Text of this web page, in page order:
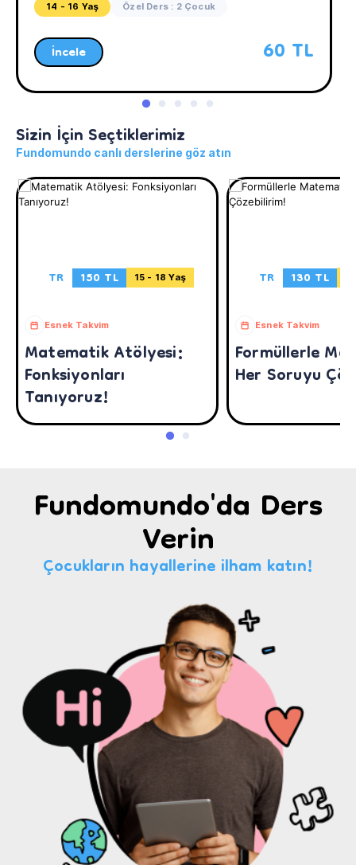
14 - 16 Yaş Özel Ders : 2 Çocuk
İncele 60 TL
Sizin İçin Seçtiklerimiz
Fundomundo canlı derslerine göz atın
TR 150 TL 15 - 18 Yaş
Esnek Takvim
Matematik Atölyesi:
Fonksiyonları
Tanıyoruz!
TR 130 TL
Esnek Takvim
Formüllerle
Her Soruyu
Fundomundo'da Ders
Verin
Çocukların hayallerine ilham katın!